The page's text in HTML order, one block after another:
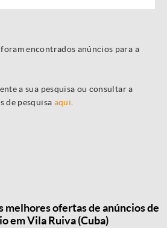
encontrados anúncios para a
a sua pesquisa ou consultar a
de pesquisa aqui
melhores ofertas de anúncios de
em Vila Ruiva (Cuba)